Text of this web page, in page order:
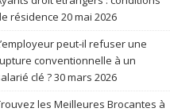
résidence 20 mai 2026
peut-il refuser une
conventionnelle à un
clé ?30 mars 2026
les Meilleures Brocantes à